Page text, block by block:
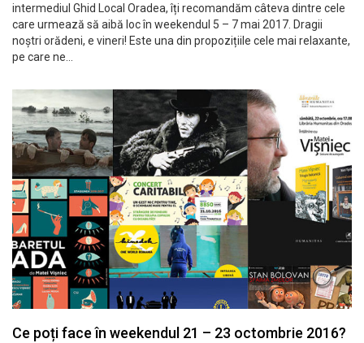
intermediul Ghid Local Oradea, îți recomandăm câteva dintre cele
care urmează să aibă loc în weekendul 5 – 7 mai 2017. Dragii
noștri orădeni, e vineri! Este una din propozițiile cele mai relaxante,
pe care ne…
Ce poți face în weekendul 21 – 23 octombrie 2016?